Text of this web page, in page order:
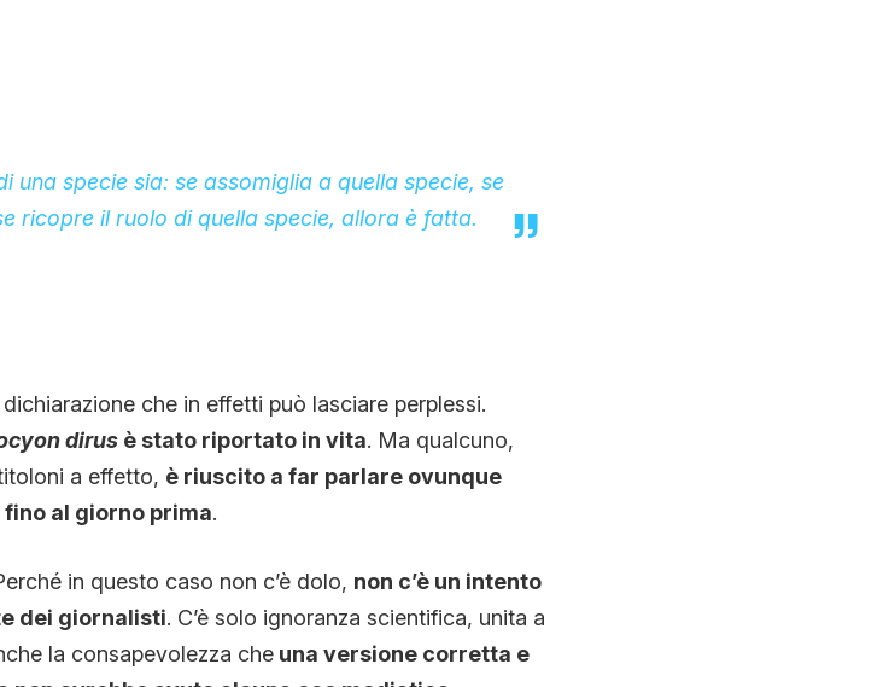
una specie sia: se assomiglia a quella specie, se
ricopre il ruolo di quella specie, allora è fatta.
che in effetti può lasciare perplessi.
dirusè stato riportato in vita. Ma qualcuno,
a effetto, è riuscito a far parlare ovunque
al giorno prima.
in questo caso non c’è dolo, non c’è un intento
dei giornalisti. C’è solo ignoranza scientifica, unita a
la consapevolezza cheuna versione corretta e